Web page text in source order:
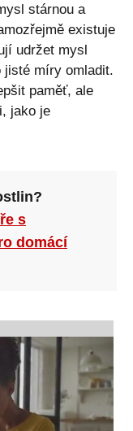
stárnou a
existuje
udržet mysl
jisté míry omladit.
paměť, ale
jako je
s
domácí